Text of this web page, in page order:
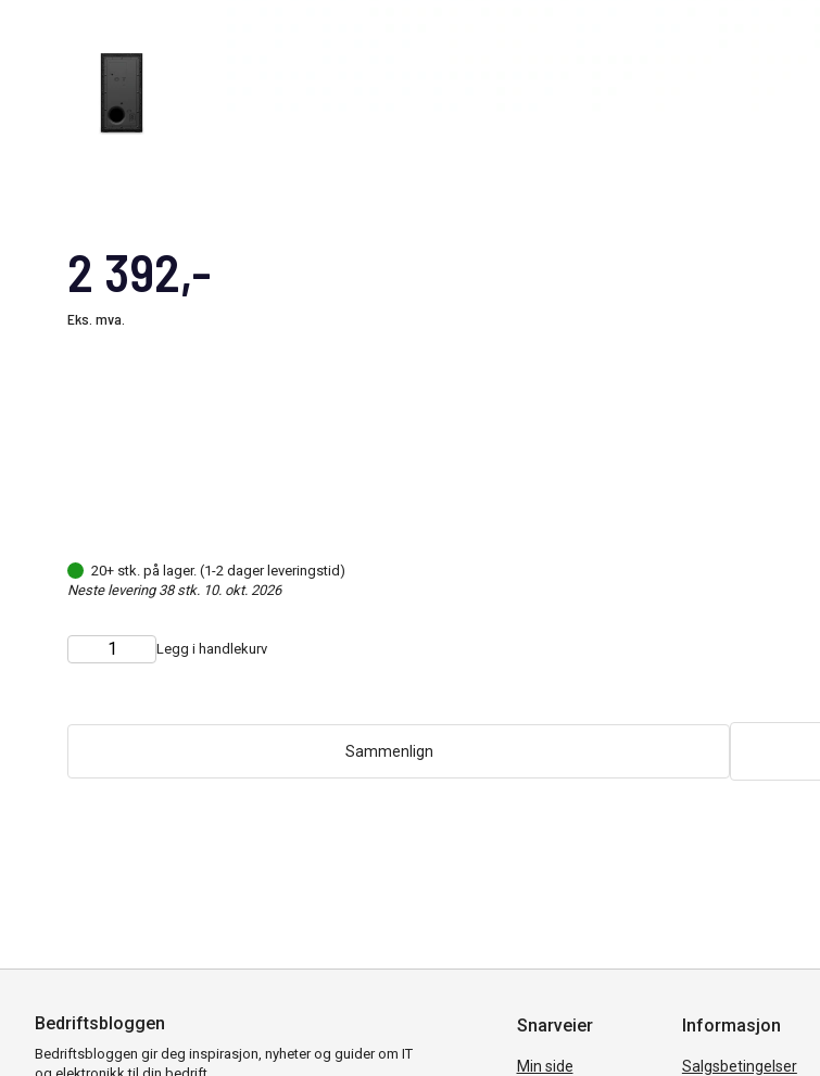
2 392,-
Eks. mva.
20+ stk. på lager. (1-2 dager leveringstid)
Neste levering 38 stk. 10. okt. 2026
Choose
Quantity Legg i handlekurv
Sammenlign
Bedriftsbloggen
Bedriftsbloggen gir deg inspirasjon, nyheter og guider om IT
Snarveier
Min side
Informasjon
Salgsbetingelser